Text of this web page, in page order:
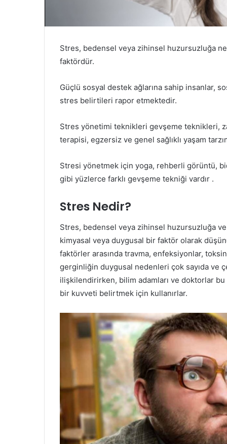
Stres, bedensel veya zihinsel huzursuzluğa
faktördür.
Güçlü sosyal destek ağlarına sahip insanlar,
stres belirtileri rapor etmektedir.
Stres yönetimi teknikleri gevşeme teknikleri,
terapisi, egzersiz ve genel sağlıklı yaşam
Stresi yönetmek için yoga, rehberli görüntü,
gibi yüzlerce farklı gevşeme tekniği vardır .
Stres Nedir?
Stres, bedensel veya zihinsel huzursuzluğa
kimyasal veya duygusal bir faktör olarak
faktörler arasında travma, enfeksiyonlar,
gerginliğin duygusal nedenleri çok sayıda
ilişkilendirirken, bilim adamları ve doktorlar
bir kuvveti belirtmek için kullanırlar.